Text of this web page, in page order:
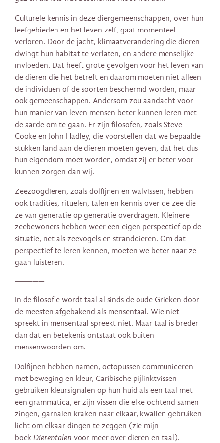
Culturele kennis in deze diergemeenschappen, over hun
leefgebieden en het leven zelf, gaat momenteel
verloren. Door de jacht, klimaatverandering die dieren
dwingt hun habitat te verlaten, en andere menselijke
invloeden. Dat heeft grote gevolgen voor het leven van
de dieren die het betreft en daarom moeten niet alleen
de individuen of de soorten beschermd worden, maar
ook gemeenschappen. Andersom zou aandacht voor
hun manier van leven mensen beter kunnen leren met
de aarde om te gaan. Er zijn filosofen, zoals Steve
Cooke en John Hadley, die voorstellen dat we bepaalde
stukken land aan de dieren moeten geven, dat het dus
hun eigendom moet worden, omdat zij er beter voor
kunnen zorgen dan wij.
Zeezoogdieren, zoals dolfijnen en walvissen, hebben
ook tradities, rituelen, talen en kennis over de zee die
ze van generatie op generatie overdragen. Kleinere
zeebewoners hebben weer een eigen perspectief op de
situatie, net als zeevogels en stranddieren. Om dat
perspectief te leren kennen, moeten we beter naar ze
gaan luisteren.
—————
In de filosofie wordt taal al sinds de oude Grieken door
de meesten afgebakend als mensentaal. Wie niet
spreekt in mensentaal spreekt niet. Maar taal is breder
dan dat en betekenis ontstaat ook buiten
mensenwoorden om.
Dolfijnen hebben namen, octopussen communiceren
met beweging en kleur, Caribische pijlinktvissen
gebruiken kleursignalen op hun huid als een taal met
een grammatica, er zijn vissen die elke ochtend samen
zingen, garnalen kraken naar elkaar, kwallen gebruiken
licht om elkaar dingen te zeggen (zie mijn
boek Dierentalen voor meer over dieren en taal).